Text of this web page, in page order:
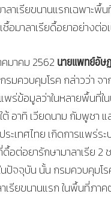
ลาเรียขนานแรกเฉพาะพื้น
ชื้อมาลาเรียดื้อยาอย่างต่อ
มาคม 2562 นายแพทย์อัษ
รมควบคุมโรค กล่าวว่า จา
ร่ข้อมูลว่าในหลายพื้นที่ใน
ต้ อาทิ เวียดนาม กัมพูชา
ระเทศไทย เกิดการแพร่ร
อต่อยารักษามาลาเรีย 2
นปัจจุบัน นั้น กรมควบคุมโ
เรียขนานแรก ในพื้นที่ภา